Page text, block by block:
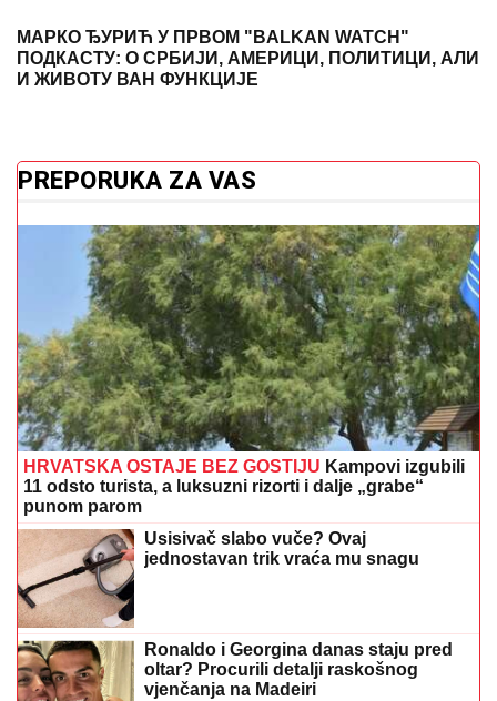
МАРКО ЂУРИЋ У ПРВОМ "BALKAN WATCH"
ПОДКАСТУ: О СРБИЈИ, АМЕРИЦИ, ПОЛИТИЦИ, АЛИ
И ЖИВОТУ ВАН ФУНКЦИЈЕ
PREPORUKA ZA VAS
HRVATSKA OSTAJE BEZ GOSTIJU Kampovi izgubili
11 odsto turista, a luksuzni rizorti i dalje „grabe“
punom parom
Usisivač slabo vuče? Ovaj
jednostavan trik vraća mu snagu
Ronaldo i Georgina danas staju pred
oltar? Procurili detalji raskošnog
vjenčanja na Madeiri